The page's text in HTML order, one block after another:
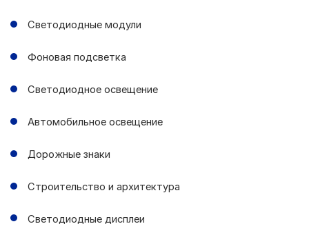
Светодиодные модули
Фоновая подсветка
Светодиодное освещение
Автомобильное освещение
Дорожные знаки
Строительство и архитектура
Светодиодные дисплеи